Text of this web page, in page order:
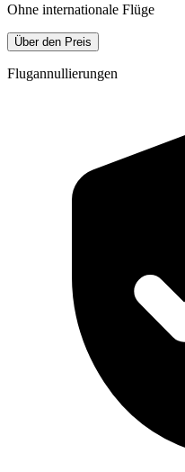
Ohne internationale Flüge
Über den Preis
Flugannullierungen